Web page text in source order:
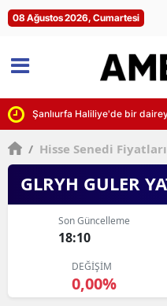
08 Ağustos 2026, Cumartesi
Şanlıurfa Haliliye'de bir
/ Hisse Senedi Fiyatları
GLRYH GULER
Son Güncelleme
18:10
DEĞİŞİM
0,00%